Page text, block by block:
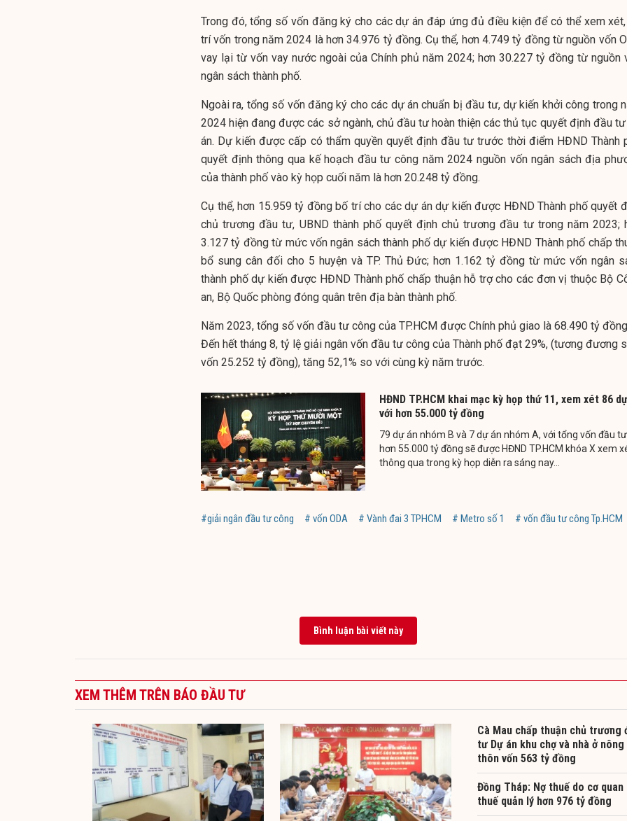
Trong đó, tổng số vốn đăng ký cho các dự án đáp ứng đủ điều kiện để có thể xem
trí vốn trong năm 2024 là hơn 34.976 tỷ đồng. Cụ thể, hơn 4.749 tỷ đồng từ nguồn vốn
vay lại từ vốn vay nước ngoài của Chính phủ năm 2024; hơn 30.227 tỷ đồng từ nguồn
ngân sách thành phố.
Ngoài ra, tổng số vốn đăng ký cho các dự án chuẩn bị đầu tư, dự kiến khởi công trong
2024 hiện đang được các sở ngành, chủ đầu tư hoàn thiện các thủ tục quyết định đầu
án. Dự kiến được cấp có thẩm quyền quyết định đầu tư trước thời điểm HĐND Thành
quyết định thông qua kế hoạch đầu tư công năm 2024 nguồn vốn ngân sách địa
của thành phố vào kỳ họp cuối năm là hơn 20.248 tỷ đồng.
Cụ thể, hơn 15.959 tỷ đồng bố trí cho các dự án dự kiến được HĐND Thành phố quyết
chủ trương đầu tư, UBND thành phố quyết định chủ trương đầu tư trong năm 2023;
3.127 tỷ đồng từ mức vốn ngân sách thành phố dự kiến được HĐND Thành phố chấp
bổ sung cân đối cho 5 huyện và TP. Thủ Đức; hơn 1.162 tỷ đồng từ mức vốn ngân
thành phố dự kiến được HĐND Thành phố chấp thuận hỗ trợ cho các đơn vị thuộc Bộ
an, Bộ Quốc phòng đóng quân trên địa bàn thành phố.
Năm 2023, tổng số vốn đầu tư công của TP.HCM được Chính phủ giao là 68.490 tỷ
Đến hết tháng 8, tỷ lệ giải ngân vốn đầu tư công của Thành phố đạt 29%, (tương đương
vốn 25.252 tỷ đồng), tăng 52,1% so với cùng kỳ năm trước.
HĐND TP.HCM khai mạc kỳ họp thứ 11, xem xét 86
với hơn 55.000 tỷ đồng
79 dự án nhóm B và 7 dự án nhóm A, với tổng vốn đầu tư
hơn 55.000 tỷ đồng sẽ được HĐND TP.HCM khóa X xem
thông qua trong kỳ họp diễn ra sáng nay...
#giải ngân đầu tư công # vốn ODA # Vành đai 3 TPHCM # Metro số 1 # vốn đầu tư công Tp.HCM
Bình luận bài viết này
XEM THÊM TRÊN BÁO ĐẦU TƯ
Cà Mau chấp thuận chủ trương
tư Dự án khu chợ và nhà ở nông
thôn vốn 563 tỷ đồng
Đồng Tháp: Nợ thuế do cơ quan
thuế quản lý hơn 976 tỷ đồng